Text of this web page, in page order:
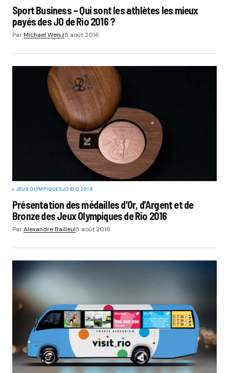
Sport Business – Qui sont les athlètes les mieux
payés des JO de Rio 2016 ?
ParMichael Weisz5 août 2016
JEUX OLYMPIQUESJO RIO 2016
Présentation des médailles d’Or, d’Argent et de
Bronze des Jeux Olympiques de Rio 2016
ParAlexandre Bailleul5 août 2016